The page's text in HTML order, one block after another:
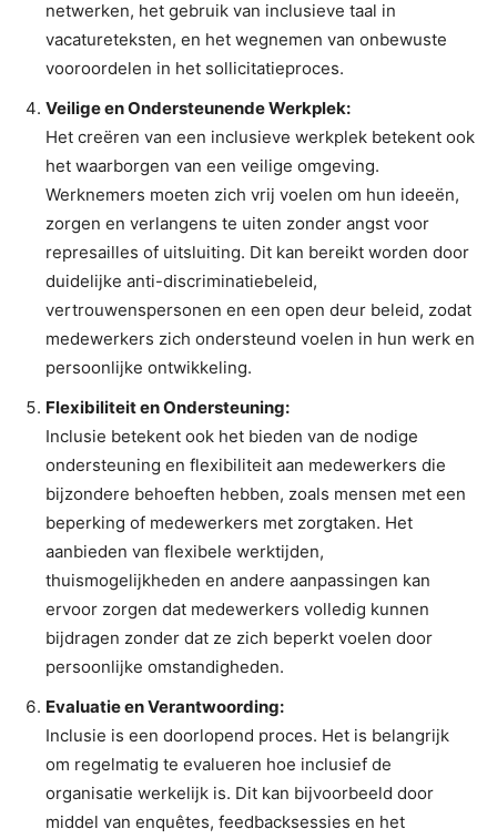
netwerken, het gebruik van inclusieve taal in
vacatureteksten, en het wegnemen van onbewuste
vooroordelen in het sollicitatieproces.
Veilige en Ondersteunende Werkplek:
Het creëren van een inclusieve werkplek betekent ook
het waarborgen van een veilige omgeving.
Werknemers moeten zich vrij voelen om hun ideeën,
zorgen en verlangens te uiten zonder angst voor
represailles of uitsluiting. Dit kan bereikt worden door
duidelijke anti-discriminatiebeleid,
vertrouwenspersonen en een open deur beleid, zodat
medewerkers zich ondersteund voelen in hun werk en
persoonlijke ontwikkeling.
Flexibiliteit en Ondersteuning:
Inclusie betekent ook het bieden van de nodige
ondersteuning en flexibiliteit aan medewerkers die
bijzondere behoeften hebben, zoals mensen met een
beperking of medewerkers met zorgtaken. Het
aanbieden van flexibele werktijden,
thuismogelijkheden en andere aanpassingen kan
ervoor zorgen dat medewerkers volledig kunnen
bijdragen zonder dat ze zich beperkt voelen door
persoonlijke omstandigheden.
Evaluatie en Verantwoording:
Inclusie is een doorlopend proces. Het is belangrijk
om regelmatig te evalueren hoe inclusief de
organisatie werkelijk is. Dit kan bijvoorbeeld door
middel van enquêtes, feedbacksessies en het